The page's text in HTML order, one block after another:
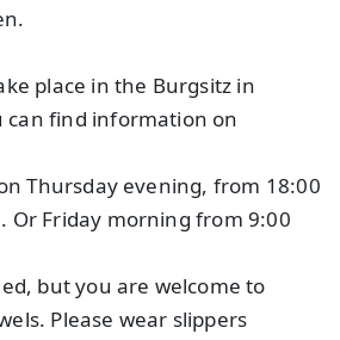
place in the Burgsitz in
can find information on
Thursday evening, from 18:00
Or Friday morning from 9:00
but you are welcome to
Please wear slippers